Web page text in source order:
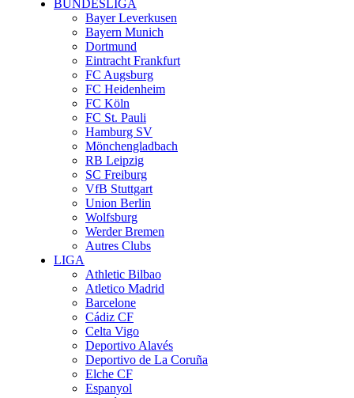
BUNDESLIGA
Bayer Leverkusen
Bayern Munich
Dortmund
Eintracht Frankfurt
FC Augsburg
FC Heidenheim
FC Köln
FC St. Pauli
Hamburg SV
Mönchengladbach
RB Leipzig
SC Freiburg
VfB Stuttgart
Union Berlin
Wolfsburg
Werder Bremen
Autres Clubs
LIGA
Athletic Bilbao
Atletico Madrid
Barcelone
Cádiz CF
Celta Vigo
Deportivo Alavés
Deportivo de La Coruña
Elche CF
Espanyol